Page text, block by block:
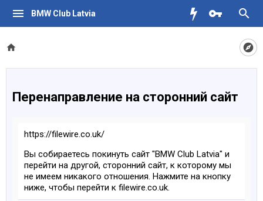
BMW Club Latvia
Перенаправление на сторонний сайт
https://filewire.co.uk/
Вы собираетесь покинуть сайт "BMW Club Latvia" и
перейти на другой, сторонний сайт, к которому мы
не имеем никакого отношения. Нажмите на кнопку
ниже, чтобы перейти к filewire.co.uk.